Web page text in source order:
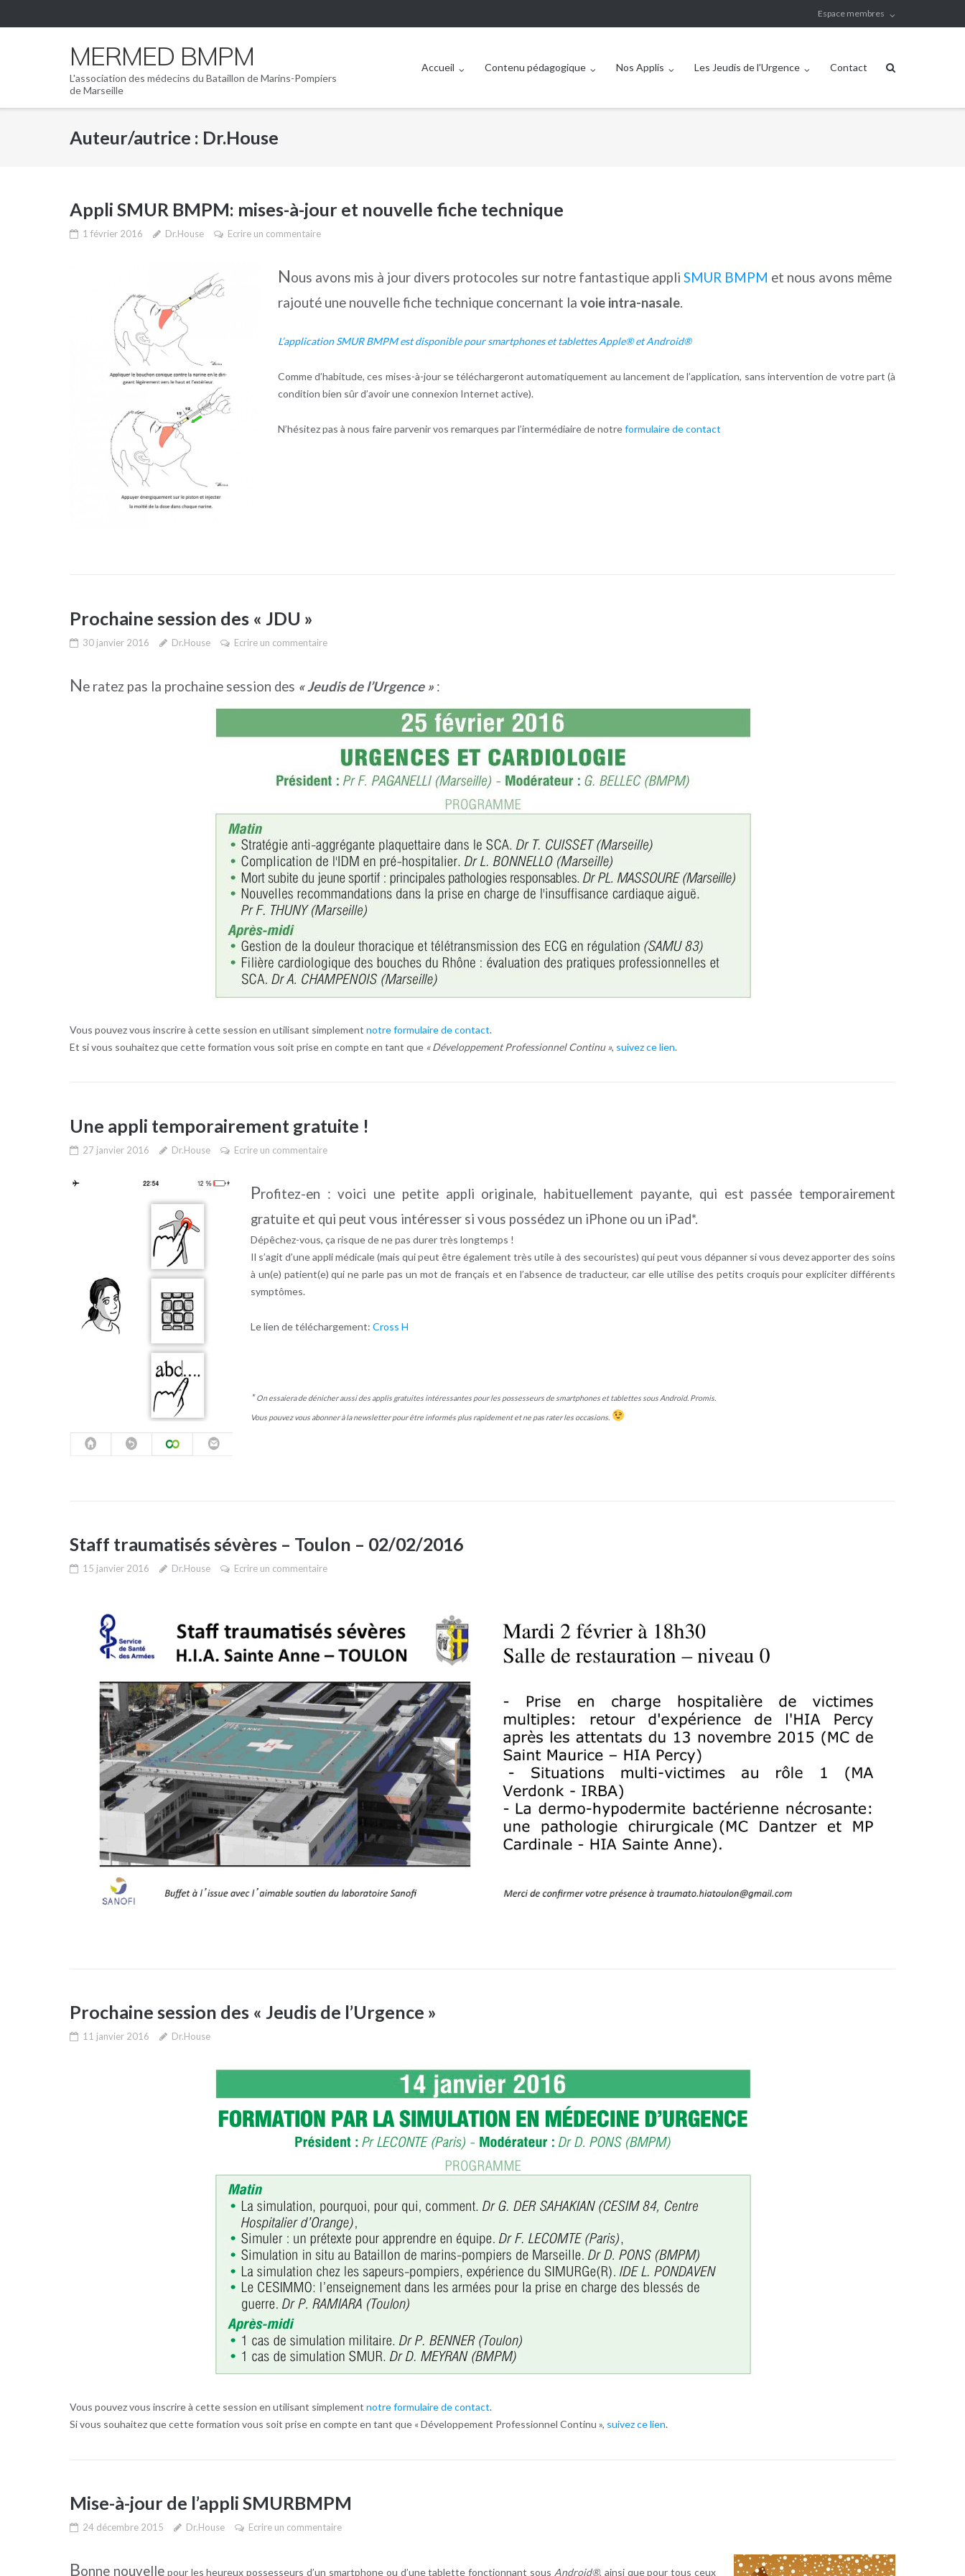
to
Espace membres
MERMED BMPM
L'association des médecins du Bataillon de Marins-Pompiers
de Marseille
Accueil Contenu pédagogique Nos Applis Les Jeudis de l’Urgence Contact
Auteur/autrice : Dr.House
Appli SMUR BMPM: mises-à-jour et nouvelle fiche technique
1 février 2016 Dr.House Ecrire un commentaire
Nous avons mis à jour divers protocoles sur notre fantastique appli SMUR BMPM et nous avons même
rajouté une nouvelle fiche technique concernant la voie intra-nasale.
L’application SMUR BMPM est disponible pour smartphones et tablettes Apple® et Android®
Comme d’habitude, ces mises-à-jour se téléchargeront automatiquement au lancement de l’application, sans intervention de votre part (à
condition bien sûr d’avoir une connexion Internet active).
N’hésitez pas à nous faire parvenir vos remarques par l’intermédiaire de notreformulaire de contact
Prochaine session des « JDU »
30 janvier 2016 Dr.House Ecrire un commentaire
Ne ratez pas la prochaine session des « Jeudis de l’Urgence »:
Vous pouvez vous inscrire à cette session en utilisant simplement notre formulaire de contact.
Et si vous souhaitez que cette formation vous soit prise en compte en tant que « Développement Professionnel Continu », suivez ce lien.
Une appli temporairement gratuite !
27 janvier 2016 Dr.House Ecrire un commentaire
Profitez-en : voici une petite appli originale, habituellement payante, qui est passée temporairement
gratuite et qui peut vous intéresser si vous possédez un iPhone ou un iPad*.
Dépêchez-vous, ça risque de ne pas durer très longtemps !
Il s’agit d’une appli médicale (mais qui peut être également très utile à des secouristes) qui peut vous dépanner si vous devez apporter des soins
à un(e) patient(e) qui ne parle pas un mot de français et en l’absence de traducteur, car elle utilise des petits croquis pour expliciter différents
symptômes.
Le lien de téléchargement: Cross H
*On essaiera de dénicher aussi des applis gratuites intéressantespour les possesseurs de smartphones et tablettes sous Androïd. Promis.
Vous pouvez vous abonner à la newsletter pour être informés plus rapidement et ne pas rater les occasions.
Staff traumatisés sévères – Toulon – 02/02/2016
15 janvier 2016 Dr.House Ecrire un commentaire
Prochaine session des « Jeudis de l’Urgence »
11 janvier 2016 Dr.House
Vous pouvez vous inscrire à cette session en utilisant simplement notre formulaire de contact.
Si vous souhaitez que cette formation vous soit prise en compte en tant que « Développement Professionnel Continu », suivez ce lien.
Mise-à-jour de l’appli SMURBMPM
24 décembre 2015 Dr.House Ecrire un commentaire
Bonne nouvellepour les heureux possesseurs d’un smartphone ou d’une tablette fonctionnant sous Android®, ainsi que pour tous ceux